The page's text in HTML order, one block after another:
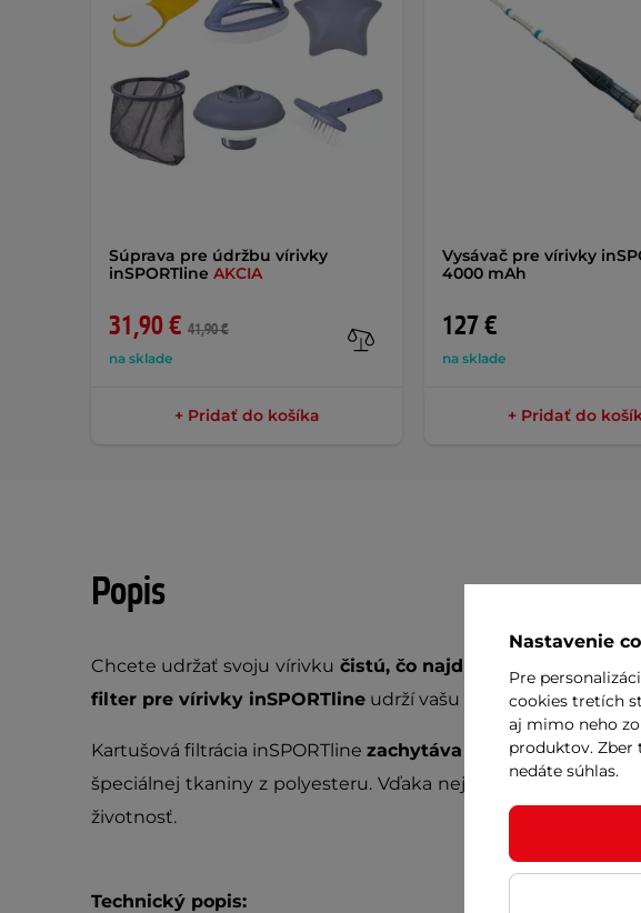
Súprava pre údržbu vírivky
inSPORTline AKCIA
31,90 € 41,90 €
na sklade
+ Pridať do košíka
Vysávač pre vírivky
4000 mAh
127 €
na sklade
+ Pridať do
Popis
Chcete udržať svoju vírivku čistú, čo najdlhšie
filter pre vírivky inSPORTline udrží vašu vodu krištáľovo
Kartušová filtrácia inSPORTline zachytáva čiastočky
špeciálnej tkaniny z polyesteru. Vďaka nej sa filter tiežľahko
životnosť.
Technický popis:
Nastavenie
Pre
cookies tretích
aj mimo neho
produktov. Zber
nedáte súhlas.